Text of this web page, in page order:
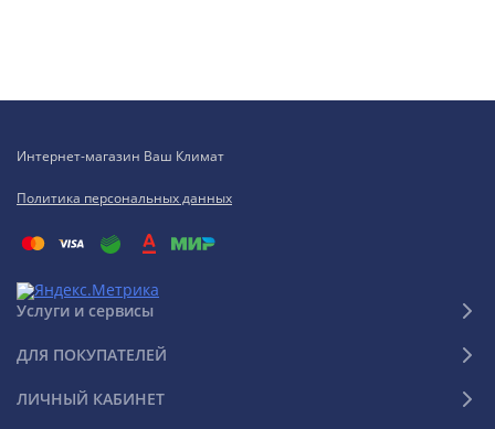
Интернет-магазин Ваш Климат
Политика персональных данных
Услуги и сервисы
ДЛЯ ПОКУПАТЕЛЕЙ
ЛИЧНЫЙ КАБИНЕТ